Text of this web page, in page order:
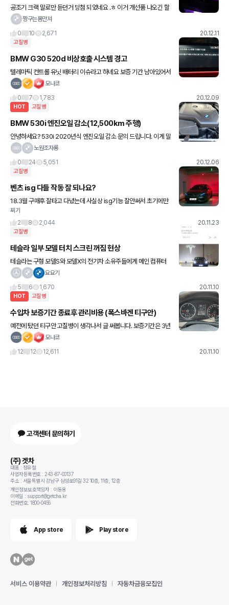
공조기 크랙 말로만 듣던거 당첨 되었네요 .ㅎ 이거 개선품 나오긴 할
까요?ㅠㅠ 6월 출고 차에서 나왔어요ㅠ 개선품 아니면 계속 발생할
짱구는몸만져
0
10 2,671 20.12.11
고질병
BMW G30 520d 비상호출 시스템 경고
텔레마틱 컨트롤 유닛 배터리 이슈라고 하네요 보증 기간 남아있어서
무상으로 교체했지만 저 조그만 배터리 가는데 27만원이라고 합니
모나코
0
7 1,783 20.12.09
HOT 고질병
BMW 530i 엔진오일 감소(12,500km 주행)
안녕하세요? 530i 2020년식 엔진오일 감소 문의 드립니다. 이게 말
로만 듣던, BMW 정품인증인지...? 12,500km 정도 주행했구요, 오
노원조자룡
0
24 5,051 20.12.06
고질병
벤츠 isg 다들 작동 잘 되나요?
18.3월 구매후 잘타고 다녔는데 사실상 isg기능 잘안써서 초기에만
좋다 했었네요. 안쓴 이유는 오르막길에 정차 및 엔진 일시스탑 후 재
출발 시 변속충격이 커서 처음에는 고장아닌다 했는데 변속기가
찌기
2
8 2,044 20.11.23
고질병
테슬라 일부 모델 터치 스크린 꺼짐 현상
테슬라는 구형 모델S와 모델X의 전기차 소유주들에게 메인 컴퓨터
결함과 관련된 수리비 및 환불 보증을 확대할 예정이라고 합니다 소
요요기
5
6 1,670 20.11.10
HOT 고질병
수입차 보증기간 종료후 관리비용 (폭스바겐 티구안)
예전에 탔던 티구안 고질병이 생각나서 글 써봅니다. 보증기간은 3년
이였는데 웃긴게 보증기간 끝나니까 고장이 계속 나더군요... ㅠㅠ 겟
모나코
12
12 12,611 20.11.10
고객센터 문의하기
(주) 겟차
대표 : 정유철
사업자등록번호 : 243-87-00137
주소 : 서울특별시 강남구 삼성로91길 32 10층, 11층, 12층
개인정보보호책임자 : 이동용
이메일 : support@getcha.kr
전화번호: 1800-0456
App store Play store
서비스 이용약관 개인정보처리방침 자동차금융모집인